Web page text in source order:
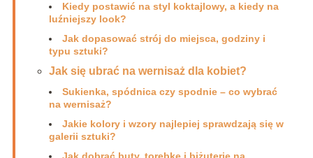
Kiedy postawić na styl koktajlowy, a kiedy na
luźniejszy look?
Jak dopasować strój do miejsca, godziny i
typu sztuki?
Jak się ubrać na wernisaż dla kobiet?
Sukienka, spódnica czy spodnie – co wybrać
na wernisaż?
Jakie kolory i wzory najlepiej sprawdzają się w
galerii sztuki?